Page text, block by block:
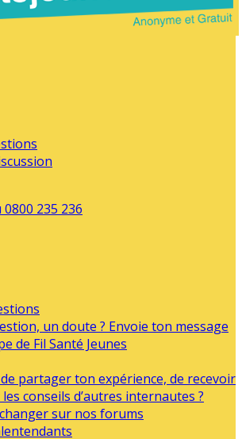
un doute ? Envoie ton message
de Fil Santé Jeunes
partager ton expérience, de recevoir
les conseils d’autres internautes ?
sur nos forums